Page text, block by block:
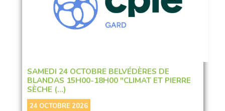
SAMEDI 24 OCTOBRE BELVÉDÈRES DE
BLANDAS 15H00-18H00 "CLIMAT ET PIERRE
SÈCHE (…)
24 OCTOBRE 2026